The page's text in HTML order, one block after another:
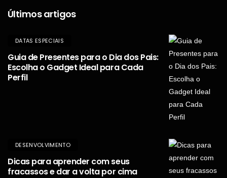
Últimos artigos
DATAS ESPECIAIS
Guia de Presentes para o Dia dos Pais:
Escolha o Gadget Ideal para Cada
Perfil
DESENVOLVIMENTO
Dicas para aprender com seus
fracassos e dar a volta por cima